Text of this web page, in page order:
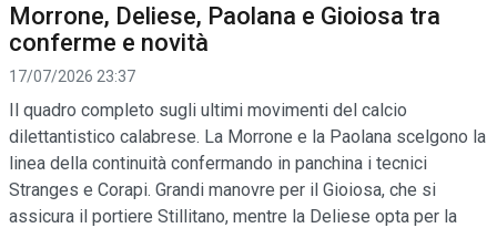
Morrone, Deliese, Paolana e Gioiosa tra
conferme e novità
17/07/2026 23:37
Il quadro completo sugli ultimi movimenti del calcio
dilettantistico calabrese. La Morrone e la Paolana scelgono la
linea della continuità confermando in panchina i tecnici
Stranges e Corapi. Grandi manovre per il Gioiosa, che si
assicura il portiere Stillitano, mentre la Deliese opta per la